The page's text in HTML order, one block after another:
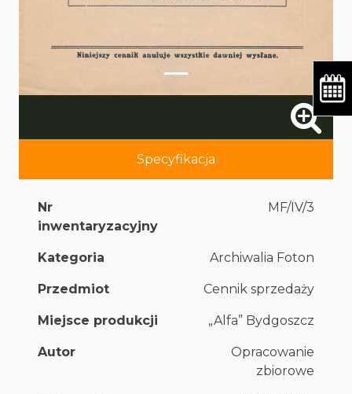
Specyfikacja
Nr
inwentaryzacyjny
MF/IV/3
Kategoria Archiwalia Foton
Przedmiot Cennik sprzedaży
Miejsce produkcji „Alfa” Bydgoszcz
Autor
Opracowanie
zbiorowe